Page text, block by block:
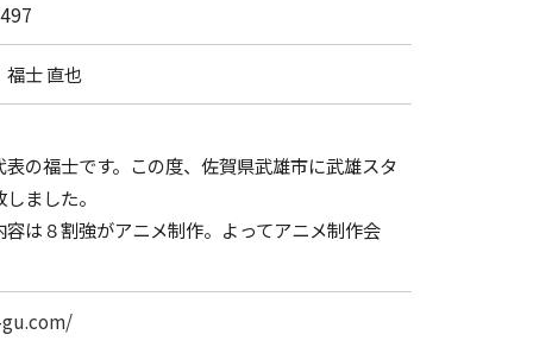
士 直也
表の福士です。この度、佐賀県武雄市に武雄スタ
ました。
容は８割強がアニメ制作。よってアニメ制作会